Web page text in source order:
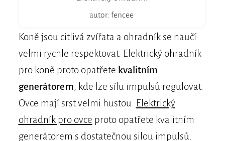
autor: fencee
Koně jsou citlivá zvířata a ohradník se naučí
velmi rychle respektovat. Elektrický ohradník
pro koně proto opatřete kvalitním
generátorem, kde lze sílu impulsů regulovat.
Ovce mají srst velmi hustou.
Elektrický
ohradník pro ovce proto opatřete kvalitním
generátorem s dostatečnou silou impulsů.